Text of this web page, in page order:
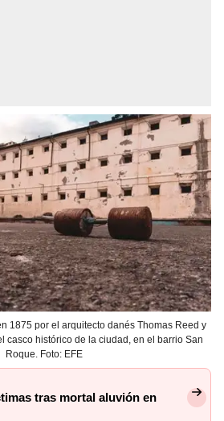
1875 por el arquitecto danés Thomas Reed y
casco histórico de la ciudad, en el barrio San
Roque. Foto: EFE
tras mortal aluvión en